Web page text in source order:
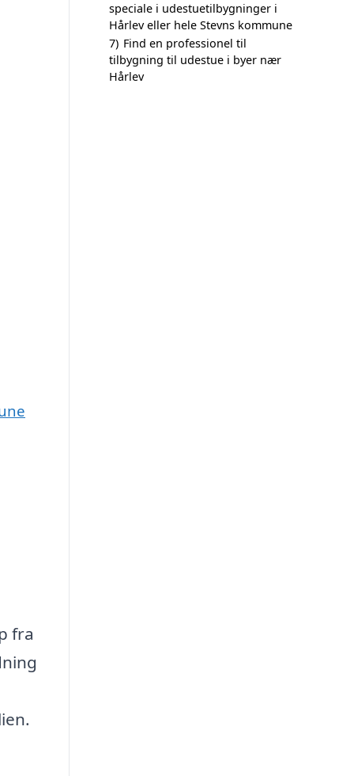
fra
speciale i udestuetilbygninger i
Hårlev eller hele Stevns kommune
7) Find en professionel til
tilbygning til udestue i byer nær
Hårlev